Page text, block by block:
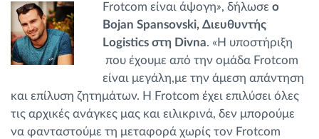
Frotcom είναι άψογη», δήλωσεο
Bojan Spansovski, Διευθυντής
Logistics στη Divna. «Η υποστήριξη
που έχουμε από την ομάδα Frotcom
είναι μεγάλη,με την άμεση απάντηση
και επίλυση ζητημάτων. Η Frotcom έχει επιλύσει όλες
τις αρχικές ανάγκες μας και ειλικρινά, δεν μπορούμε
να φανταστούμε τη μεταφορά χωρίς τον Frotcom